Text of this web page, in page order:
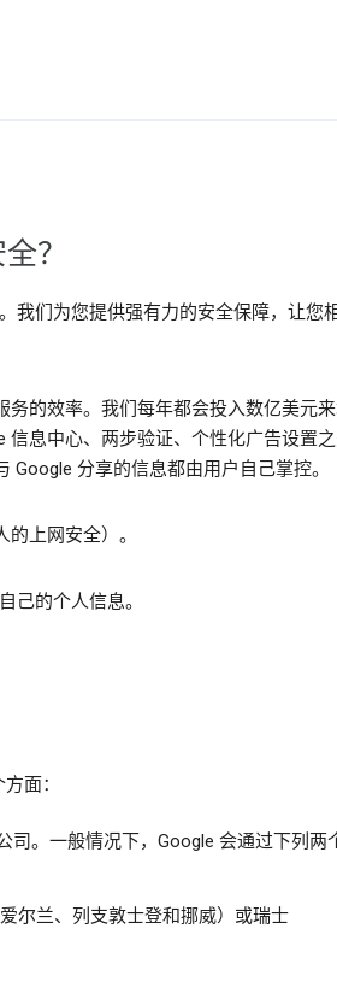
？
们为您提供强有力的安全保障，让您
的效率。我们每年都会投入数亿美元
息中心、两步验证、个性化广告设置
分享的信息都由用户自己掌控。
上网安全）。
己的个人信息。
面：
。一般情况下，Google 会通过下列两
尔兰、列支敦士登和挪威）或瑞士